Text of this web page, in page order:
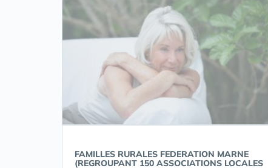
FAMILLES RURALES FEDERATION MARNE
(REGROUPANT 150 ASSOCIATIONS LOCALES